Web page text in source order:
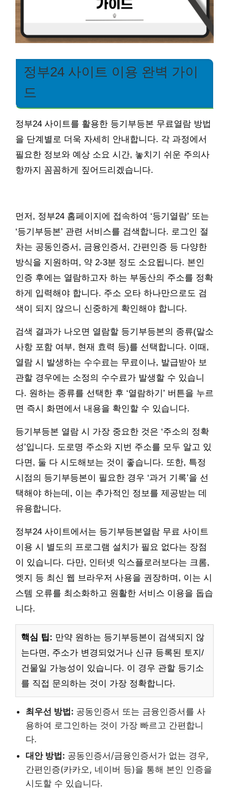
정부24 사이트 이용 완벽 가이
드
정부24 사이트를 활용한 등기부등본 무료열람 방법
을 단계별로 더욱 자세히 안내합니다. 각 과정에서
필요한 정보와 예상 소요 시간, 놓치기 쉬운 주의사
항까지 꼼꼼하게 짚어드리겠습니다.
먼저, 정부24 홈페이지에 접속하여 ‘등기열람’ 또는
‘등기부등본’ 관련 서비스를 검색합니다. 로그인 절
차는 공동인증서, 금융인증서, 간편인증 등 다양한
방식을 지원하며, 약 2-3분 정도 소요됩니다. 본인
인증 후에는 열람하고자 하는 부동산의 주소를 정확
하게 입력해야 합니다. 주소 오타 하나만으로도 검
색이 되지 않으니 신중하게 확인해야 합니다.
검색 결과가 나오면 열람할 등기부등본의 종류(말소
사항 포함 여부, 현재 효력 등)를 선택합니다. 이때,
열람 시 발생하는 수수료는 무료이나, 발급받아 보
관할 경우에는 소정의 수수료가 발생할 수 있습니
다. 원하는 종류를 선택한 후 ‘열람하기’ 버튼을 누르
면 즉시 화면에서 내용을 확인할 수 있습니다.
등기부등본 열람 시 가장 중요한 것은 ‘주소의 정확
성’입니다. 도로명 주소와 지번 주소를 모두 알고 있
다면, 둘 다 시도해보는 것이 좋습니다. 또한, 특정
시점의 등기부등본이 필요한 경우 ‘과거 기록’을 선
택해야 하는데, 이는 추가적인 정보를 제공받는 데
유용합니다.
정부24 사이트에서는 등기부등본열람 무료 사이트
이용 시 별도의 프로그램 설치가 필요 없다는 장점
이 있습니다. 다만, 인터넷 익스플로러보다는 크롬,
엣지 등 최신 웹 브라우저 사용을 권장하며, 이는 시
스템 오류를 최소화하고 원활한 서비스 이용을 돕습
니다.
핵심 팁: 만약 원하는 등기부등본이 검색되지 않
는다면, 주소가 변경되었거나 신규 등록된 토지/
건물일 가능성이 있습니다. 이 경우 관할 등기소
를 직접 문의하는 것이 가장 정확합니다.
최우선 방법: 공동인증서 또는 금융인증서를 사
용하여 로그인하는 것이 가장 빠르고 간편합니
다.
대안 방법: 공동인증서/금융인증서가 없는 경우,
간편인증(카카오, 네이버 등)을 통해 본인 인증을
시도할 수 있습니다.